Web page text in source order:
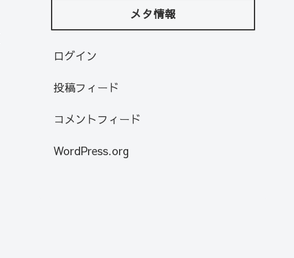
メタ情報
ログイン
投稿フィード
コメントフィード
WordPress.org